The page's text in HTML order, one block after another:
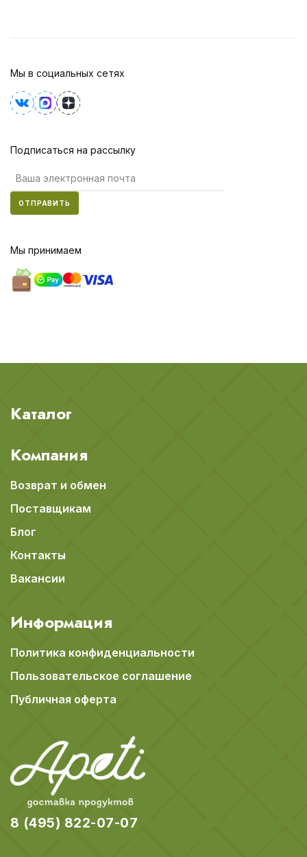
Мы в социальных сетях
Подписаться на рассылку
ОТПРАВИТЬ
Мы принимаем
Каталог
Компания
Возврат и обмен
Поставщикам
Блог
Контакты
Вакансии
Информация
Политика конфиденциальности
Пользовательское соглашение
Публичная оферта
8 (495) 822-07-07